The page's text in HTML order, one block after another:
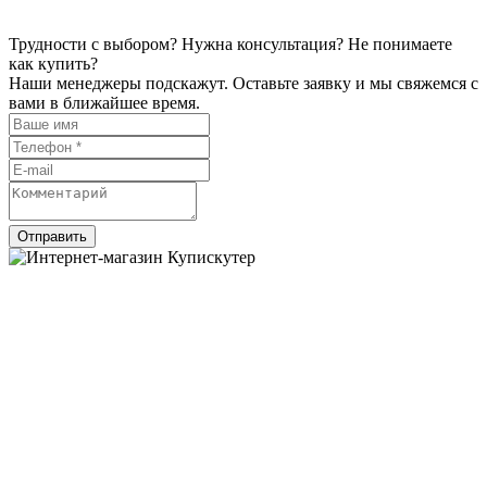
Трудности с выбором? Нужна консультация? Не понимаете
как купить?
Наши менеджеры подскажут. Оставьте заявку и мы свяжемся с
вами в ближайшее время.
Отправить